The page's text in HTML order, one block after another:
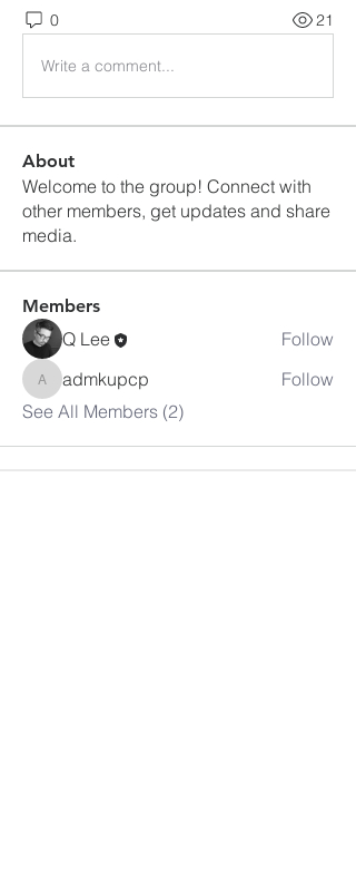
0 21
Write a comment...
About
Welcome to the group! Connect with
other members, get updates and share
media.
Members
Q Lee Follow
admkupcp
admkupcp
Follow
See All Members (2)